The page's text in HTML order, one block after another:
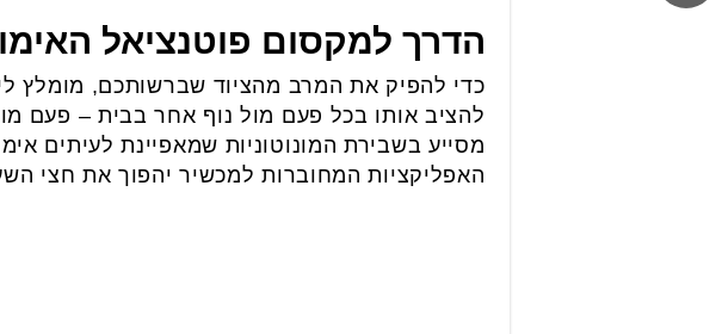
הדרך למקסום פוטנציאל
כדי להפיק את המרב מהציוד שברשותכם, מומלץ
להציב אותו בכל פעם מול נוף אחר בבית – פעם
מסייע בשבירת המונוטוניות שמאפיינת לעיתים
האפליקציות המחוברות למכשיר יהפוך את חצי